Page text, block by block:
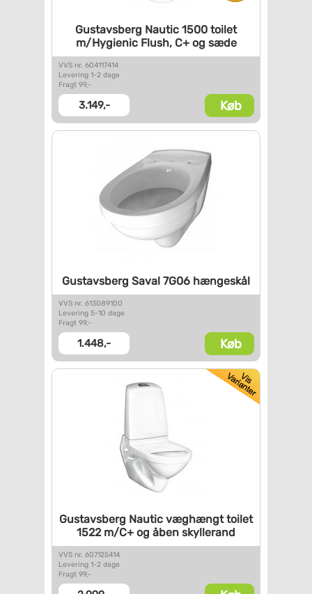
Gustavsberg Nautic 1500 toilet
m/Hygienic Flush, C+ og sæde
VVS nr. 604117414
Levering 1-2 dage
Fragt 99,-
3.149,- Køb
Gustavsberg Saval 7G06 hængeskål
VVS nr. 613089100
Levering 5-10 dage
Fragt 99,-
1.448,- Køb
Gustavsberg Nautic væghængttoilet
1522 m/C+ og åben skyllerand
VVS nr. 607125414
Levering 1-2 dage
Fragt 99,-